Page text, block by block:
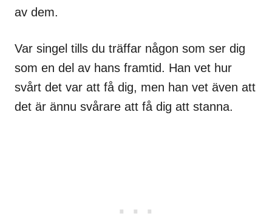
av dem.
Var singel tills du träffar någon som ser dig
som en del av hans framtid. Han vet hur
svårt det var att få dig, men han vet även att
det är ännu svårare att få dig att stanna.